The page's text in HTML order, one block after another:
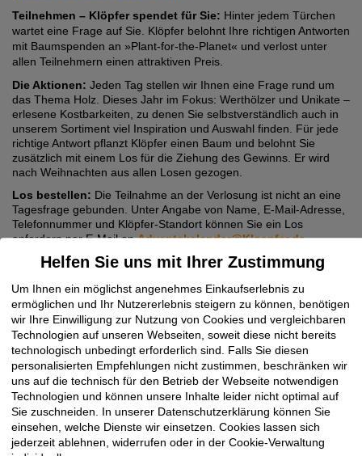
Teilnehmen – Klöpfer spendet für Sie: Hinter jedem Türchen
wartet eine Frage auf Sie. Klöpfer belohnt Ihre richtigen Antworten
mit Baumspenden an »Plant-for-the-Planet« und verlost unter
allen Teilnehmern einen attraktiven Preis.
Die Aktionen: Jeden Tag stellen wir Ihnen eine Frage rund um
das Thema Holz. Dieses Jahr im Fokus: Werthölzer und Unikate –
erlesene Kostbarkeiten, zu denen Sie selbstverständlich auch in
unserem Sortiment viel Inspiration und Auswahl finden. Für jede
richtige Antwort pflanzt Klöpfer einen Baum und belohnt Sie
zusätzlich mit einem Los für die Ziehung des Gewinns. Er wird
nach Weihnachten aus allen Losen gezogen.
Los bestellen: Die Teilnahme an der Verlosung ist nicht an eine
Tagesfrage gebunden. Unter Angabe von Name, E-Mail-Adresse,
Telefonnummer und Klöpfer-Standort können Sie ein Los
anfordern per E-Mail anAdventskalender@Kloepfer.de
Sie möchten mitmachen? Sie finden zum Klöpfer
Homepagewww.Kloepfer.deoder den Direktlink
www.Adventskalender.Kloepfer.de
Helfen Sie uns mit Ihrer Zustimmung
Um Ihnen ein möglichst angenehmes Einkaufserlebnis zu
ermöglichen und Ihr Nutzererlebnis steigern zu können, benötigen
wir Ihre Einwilligung zur Nutzung von Cookies und vergleichbaren
Technologien auf unseren Webseiten, soweit diese nicht bereits
technologisch unbedingt erforderlich sind. Falls Sie diesen
personalisierten Empfehlungen nicht zustimmen, beschränken wir
uns auf die technisch für den Betrieb der Webseite notwendigen
Technologien und können unsere Inhalte leider nicht optimal auf
Sie zuschneiden. In unserer Datenschutzerklärung können Sie
einsehen, welche Dienste wir einsetzen. Cookies lassen sich
jederzeit ablehnen, widerrufen oder in der Cookie-Verwaltung